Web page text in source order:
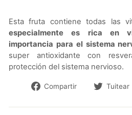
Esta fruta contiene todas las
especialmente es rica en
importancia para el sistema
super antioxidante con
protección del sistema nervioso.
Compartir
Compartir
Facebook
Tuitear